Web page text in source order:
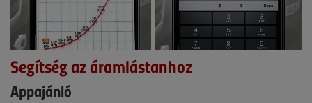
Segítség az áramlástanhoz
Appajánló